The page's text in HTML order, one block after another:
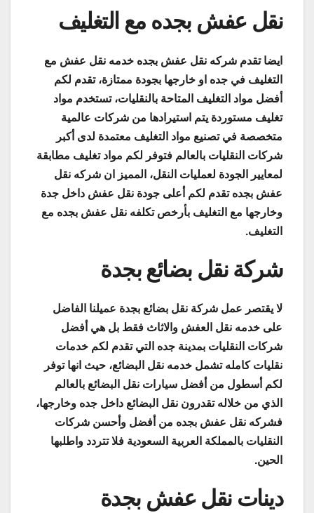
نقل عفش بجده مع التغليف
ايضا تقدم شركه نقل عفش بجده خدمه نقل عفش مع
التغليف في جده او خارجها بجودة ممتازة، تقدم لكم
أفضل مواد التغليف المتاحة بالنقليات، تستخدم مواد
تغليف مستوردة يتم استيرادها من شركات عالمية
متخصصة في تصنيع مواد التغليف معتمدة لدى أكبر
شركات النقليات بالعالم فتوفر لكم مواد تغليف مطابقة
لمعايير الجودة لعمليات النقل، المميز ان شركه نقل
عفش بجده تقدم لكم أعلى جودة نقل عفش داخل جدة
وخارجها مع التغليف بأرخص تكلفه نقل عفش بجده مع
التغليف.
شركة نقل بضائع بجدة
لا يقتصر عمل شركة نقل بضائع بجدة عميلنا الفاضل
على خدمه نقل العفش والاثاث فقط بل هي أفضل
شركات النقليات بمدينة جده التي تقدم لكم خدمات
نقليات كامله تشمل خدمه نقل البضائع، حيث انها توفر
لكم أسطول من أفضل سيارات نقل البضائع بالعالم
الذي من خلاله تقدرون نقل البضائع داخل جده وخارجها،
فشركه نقل عفش بجده من أفضل وأحسن شركات
النقليات بالمملكة العربية السعودية فلا تتردد واطلبها
الحين.
دينات نقل عفش بجدة